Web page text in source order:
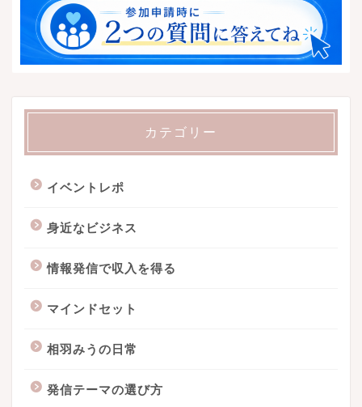
カテゴリー
イベントレポ
身近なビジネス
情報発信で収入を得る
マインドセット
相羽みうの日常
発信テーマの選び方